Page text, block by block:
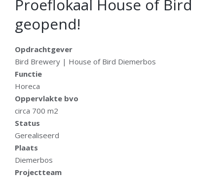
Proeflokaal House of Bird
geopend!
Opdrachtgever
Bird Brewery | House of Bird Diemerbos
Functie
Horeca
Oppervlakte bvo
circa 700 m2
Status
Gerealiseerd
Plaats
Diemerbos
Projectteam